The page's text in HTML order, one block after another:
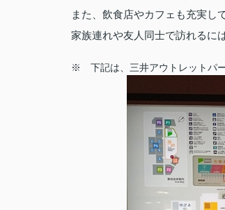
また、飲食店やカフェも充実し
家族連れや友人同士で訪れるに
※ 下記は、三井アウトレットパー